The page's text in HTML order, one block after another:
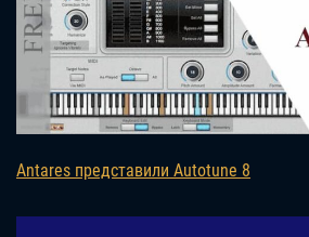
Antares представили Autotune 8